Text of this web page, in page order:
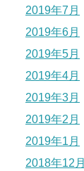
2019年7月
2019年6月
2019年5月
2019年4月
2019年3月
2019年2月
2019年1月
2018年12月